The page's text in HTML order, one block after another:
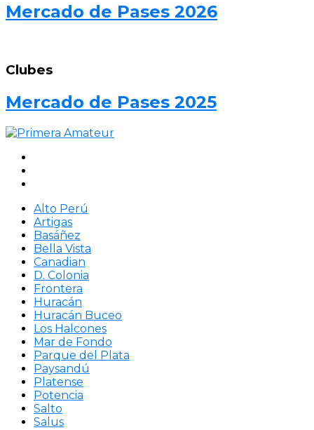
Mercado de Pases 2026
Clubes
Mercado de Pases 2025
Alto Perú
Artigas
Basáñez
Bella Vista
Canadian
D. Colonia
Frontera
Huracán
Huracán Buceo
Los Halcones
Mar de Fondo
Parque del Plata
Paysandú
Platense
Potencia
Salto
Salus